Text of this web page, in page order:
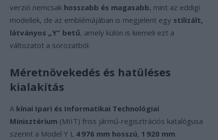
verzió nemcsak hosszabb és magasabb, mint az eddigi
modellek, de az emblémájában is megjelent egy stilizált,
látványos „Y” betű, amely külön is kiemeli ezt a
változatot a sorozatból.
Méretnövekedés és hatüléses
kialakítás
A kínai Ipari és Informatikai Technológiai
Minisztérium (MIIT) friss jármű-regisztrációs katalógusa
szerint a Model Y L 4 976 mm hosszú, 1 920 mm